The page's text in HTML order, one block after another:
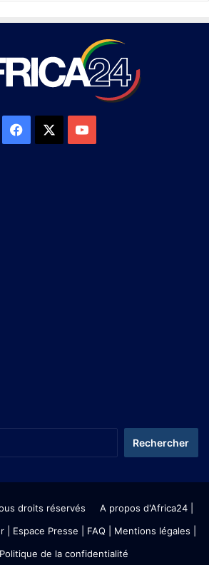
droits réservés A propos d'Africa24|
| Espace Presse | FAQ | Mentions légales
Politique de la confidentialité